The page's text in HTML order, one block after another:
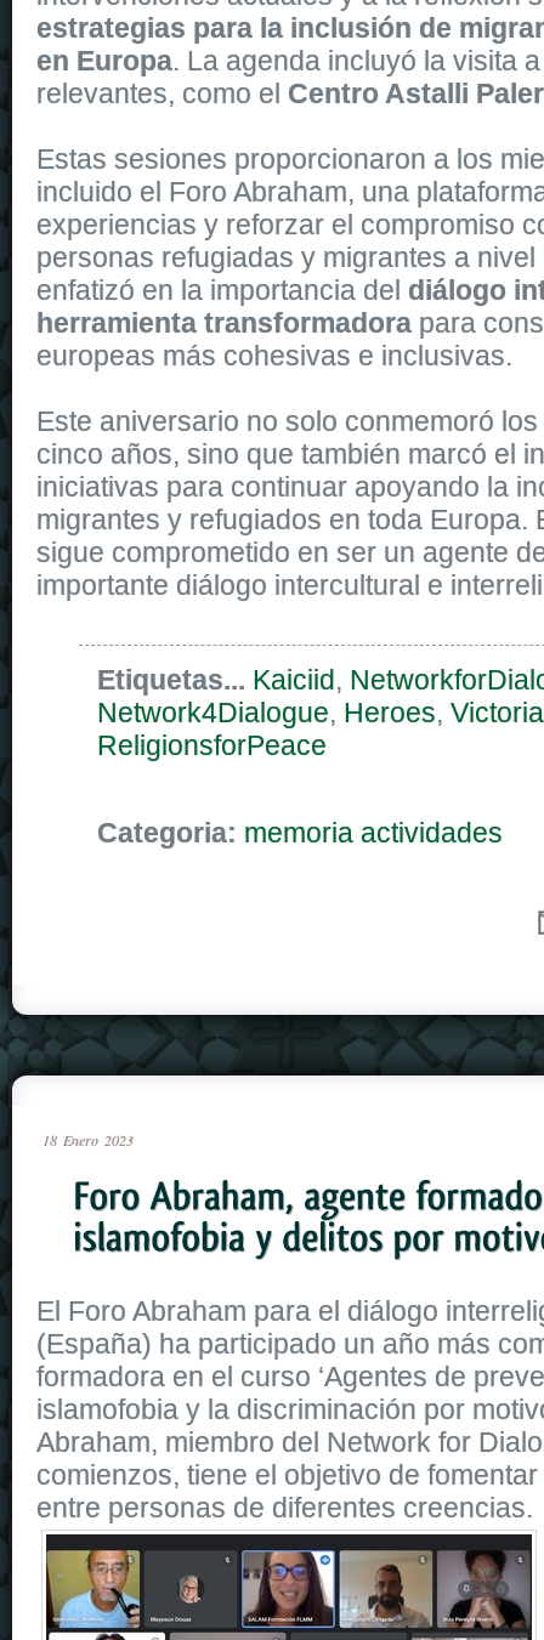
estrategias para la inclusión de
en Europa. La agenda incluyó la visita
relevantes, como el Centro Astalli
Estas sesiones proporcionaron a los
incluido el Foro Abraham, una
experiencias y reforzar el compromiso
personas refugiadas y migrantes a
enfatizó en la importancia del diálogo
herramienta transformadora para
europeas más cohesivas e inclusivas.
Este aniversario no solo conmemoró
cinco años, sino que también marcó el
iniciativas para continuar apoyando la
migrantes y refugiados en toda Europa.
sigue comprometido en ser un agente
importante diálogo intercultural e
Etiquetas... Kaiciid,
Network4Dialogue, Heroes, Victoria
ReligionsforPeace
Categoria: memoria actividades
18 Enero 2023
El Foro Abraham para el diálogo
(España) ha participado un año más
formadora en el curso ‘Agentes de
islamofobia y la discriminación por
Abraham, miembro del Network for
comienzos, tiene el objetivo de
entre personas de diferentes creencias.